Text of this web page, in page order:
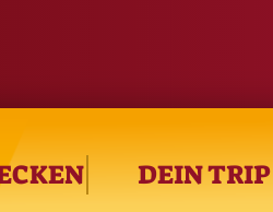
DEIN TRIP